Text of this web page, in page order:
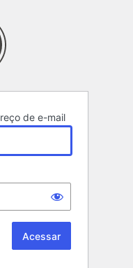
de e-mail